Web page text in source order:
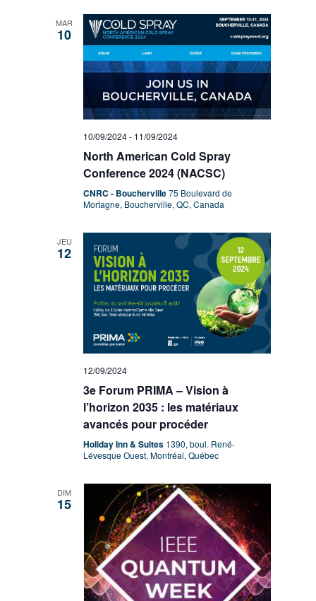
MAR
10
10/09/2024- 11/09/2024
North American Cold Spray
Conference 2024 (NACSC)
CNRC - Boucherville75 Boulevard de
Mortagne, Boucherville, QC, Canada
JEU
12
12/09/2024
3e Forum PRIMA – Vision à
l’horizon 2035 : les matériaux
avancés pour procéder
Holiday Inn & Suites 1390, boul. René-
Lévesque Ouest, Montréal, Québec
DIM
15